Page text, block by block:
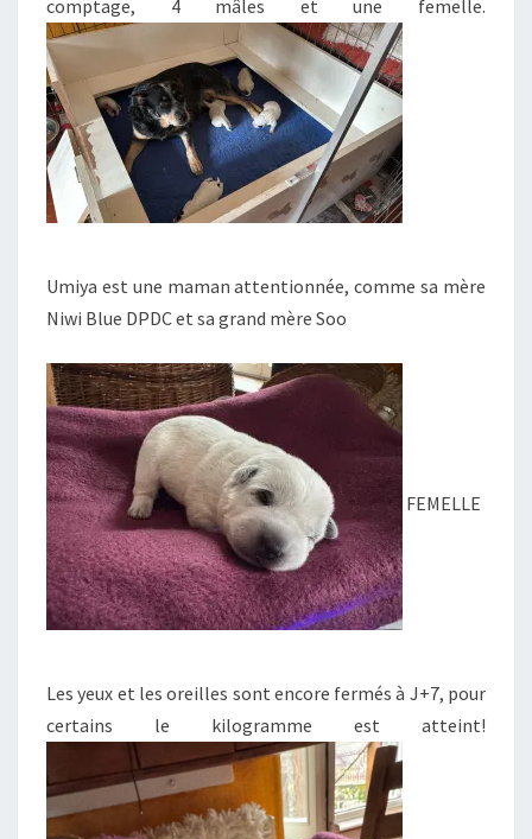
comptage, 4 mâles et une femelle.
Umiya est une maman attentionnée, comme sa mère
Niwi Blue DPDC et sa grand mère Soo
FEMELLE
Les yeux et les oreilles sont encore fermés à J+7, pour
certains le kilogramme est atteint!